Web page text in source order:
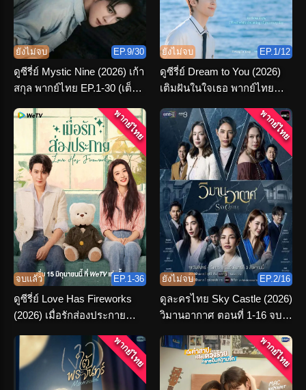
ยังไม่จบ EP.9/30
ดูซีรี่ย์ Mystic Nine (2026) เก้า
สกุล พากย์ไทย EP.1-30 (เต็ม
ยังไม่จบ EP.1/12
ดูซีรี่ย์ Dream to You (2026)
เติมฝันในใจเธอ พากย์ไทย
จบแล้ว EP.1-36
พากย์ไทย
ดูซีรี่ย์ Love Has Fireworks
(2026) เมื่อรักส่องประกาย
ยังไม่จบ EP.2/16
พากย์ไทย
ดูละครไทย Sky Castle (2026)
วิมานอากาศ ตอนที่ 1-16 จบ
พากย์ไทย พากย์ไทย